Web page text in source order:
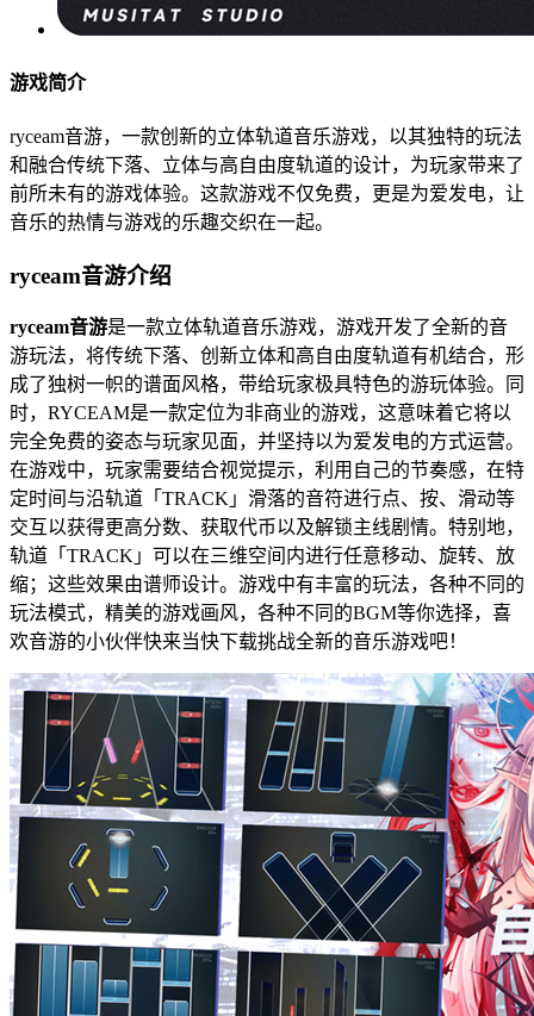
游戏简介
ryceam音游，一款创新的立体轨道音乐游戏，以其独特的玩法
和融合传统下落、立体与高自由度轨道的设计，为玩家带来了
前所未有的游戏体验。这款游戏不仅免费，更是为爱发电，让
音乐的热情与游戏的乐趣交织在一起。
ryceam音游介绍
ryceam音游是一款立体轨道音乐游戏，游戏开发了全新的音
游玩法，将传统下落、创新立体和高自由度轨道有机结合，形
成了独树一帜的谱面风格，带给玩家极具特色的游玩体验。同
时，RYCEAM是一款定位为非商业的游戏，这意味着它将以
完全免费的姿态与玩家见面，并坚持以为爱发电的方式运营。
在游戏中，玩家需要结合视觉提示，利用自己的节奏感，在特
定时间与沿轨道「TRACK」滑落的音符进行点、按、滑动等
交互以获得更高分数、获取代币以及解锁主线剧情。特别地，
轨道「TRACK」可以在三维空间内进行任意移动、旋转、放
缩；这些效果由谱师设计。游戏中有丰富的玩法，各种不同的
玩法模式，精美的游戏画风，各种不同的BGM等你选择，喜
欢音游的小伙伴快来当快下载挑战全新的音乐游戏吧！